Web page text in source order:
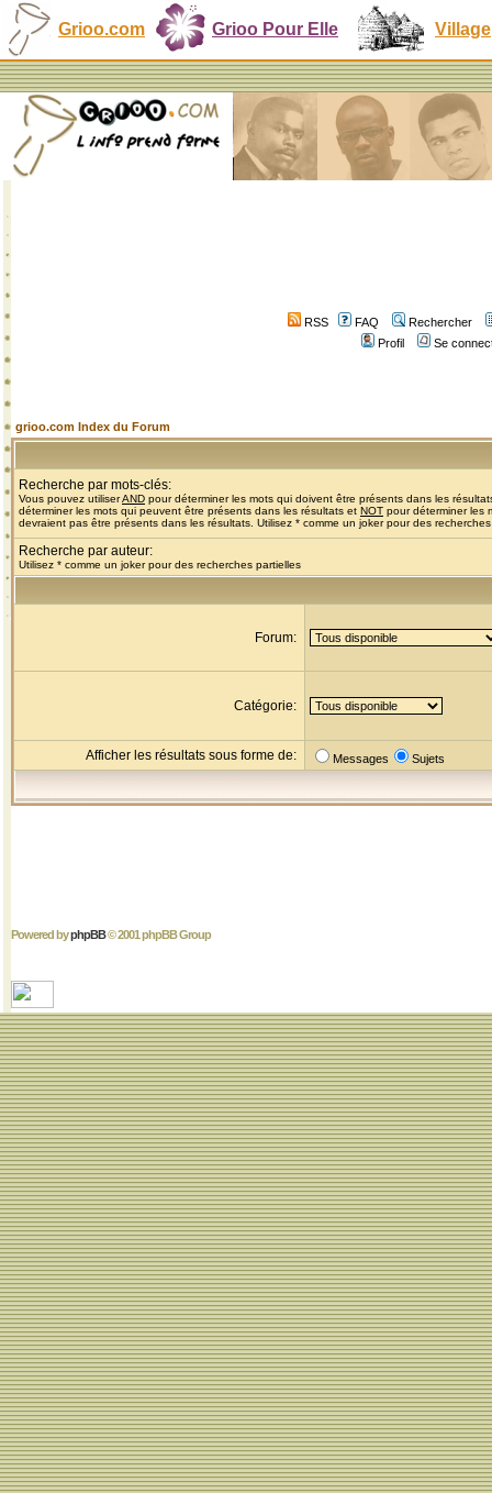
Grioo.com Grioo Pour Elle Village
RSS FAQ
Rechercher
Profil
Se
grioo.com Index du Forum
Recherche par mots-clés:
Vous pouvez utiliserAND pour déterminer les mots qui doivent être présents dans les
déterminer les mots qui peuvent être présents dans les résultats et NOT pour déterminer les
devraient pas être présents dans les résultats. Utilisez * comme un joker pour des
Recherche par auteur:
Utilisez * comme un joker pour des recherches partielles
Forum:
Catégorie:
Afficher les résultats sous forme de: Messages Sujets
Powered byphpBB© 2001 phpBB Group